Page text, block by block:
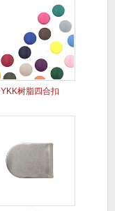
YKK树脂四合扣